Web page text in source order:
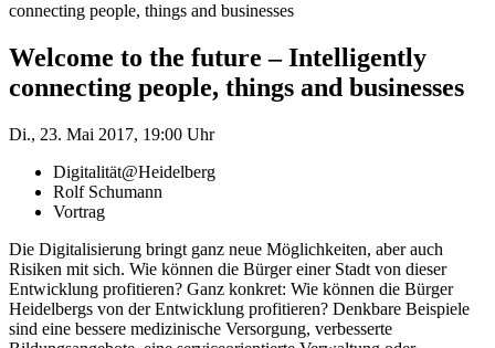
connecting people, things and businesses
Welcome to the future – Intelligently
connecting people, things and businesses
Di., 23. Mai 2017, 19:00 Uhr
Digitalität@Heidelberg
Rolf Schumann
Vortrag
Die Digitalisierung bringt ganz neue Möglichkeiten, aber auch
Risiken mit sich. Wie können die Bürger einer Stadt von dieser
Entwicklung profitieren? Ganz konkret: Wie können die Bürger
Heidelbergs von der Entwicklung profitieren? Denkbare Beispiele
sind eine bessere medizinische Versorgung, verbesserte